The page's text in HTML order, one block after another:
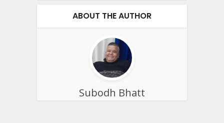
ABOUT THE AUTHOR
Subodh Bhatt